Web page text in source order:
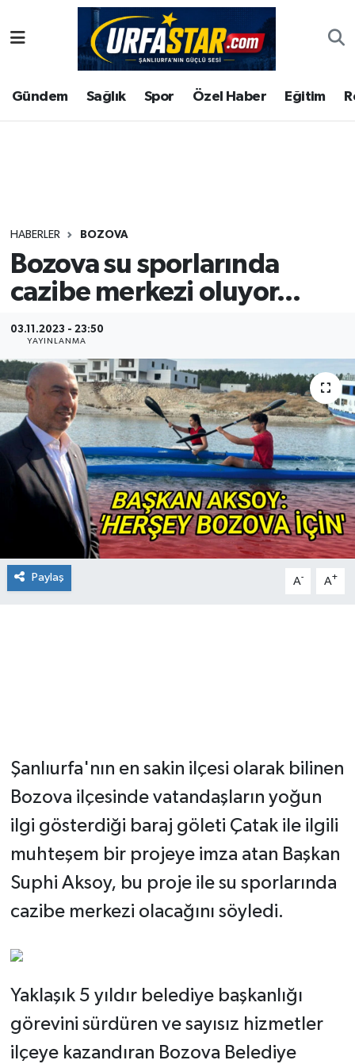
Gündem Sağlık Spor Özel Haber Eğitim
HABERLER BOZOVA
Bozova su sporlarında
cazibe merkezi oluyor...
03.11.2023 - 23:50
YAYINLANMA
Paylaş A- A+
Şanlıurfa'nın en sakin ilçesi olarak bilinen
Bozova ilçesinde vatandaşların yoğun
ilgi gösterdiği baraj göleti Çatak ile ilgili
muhteşem bir projeye imza atan Başkan
Suphi Aksoy, bu proje ile su sporlarında
cazibe merkezi olacağını söyledi.
Yaklaşık 5 yıldır belediye başkanlığı
görevini sürdüren ve sayısız hizmetler
ilçeye kazandıran Bozova Belediye
ASAYİS
ÇEVRE
Gündem
Kültür
Magazin
Şanlıurfa Nöbetçi Eczaneler
Şanlıurfa Hava Durumu
Tüm Manşetler
Son Dakika Haberleri
Haber Arşivi